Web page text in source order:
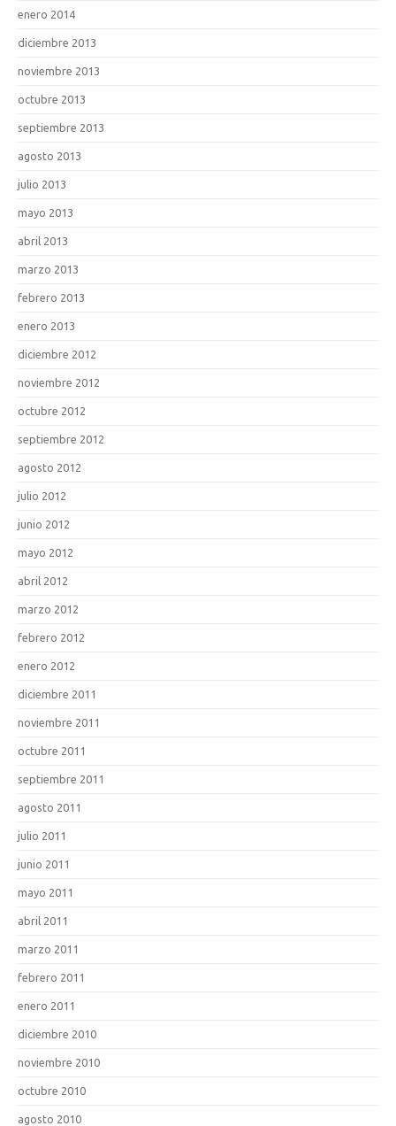
enero 2014
diciembre 2013
noviembre 2013
octubre 2013
septiembre 2013
agosto 2013
julio 2013
mayo 2013
abril 2013
marzo 2013
febrero 2013
enero 2013
diciembre 2012
noviembre 2012
octubre 2012
septiembre 2012
agosto 2012
julio 2012
junio 2012
mayo 2012
abril 2012
marzo 2012
febrero 2012
enero 2012
diciembre 2011
noviembre 2011
octubre 2011
septiembre 2011
agosto 2011
julio 2011
junio 2011
mayo 2011
abril 2011
marzo 2011
febrero 2011
enero 2011
diciembre 2010
noviembre 2010
octubre 2010
agosto 2010